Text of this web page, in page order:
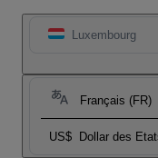
Luxembourg
Français (FR)
US$ Dollar des